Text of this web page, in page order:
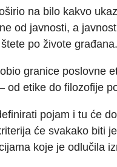
na bilo kakvo
od javnosti, a
po živote građana.
granice poslovne
od etike do filozofije
pojam i tu će
će svakako biti
koje je odlučila